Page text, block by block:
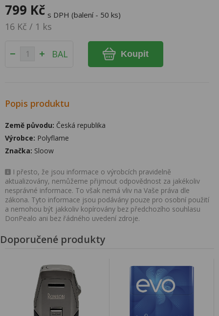
799 Kč s DPH (balení - 50 ks)
16 Kč / 1 ks
BAL Koupit
Popis produktu
Země původu: Česká republika
Výrobce: Polyflame
Značka: Sloow
I přesto, že jsou informace o výrobcích pravidelně
aktualizovány, nemůžeme přijmout odpovědnost za jakékoliv
nesprávné informace. To však nemá vliv na Vaše práva dle
zákona. Tyto informace jsou podávány pouze pro osobní použití
a nemohou být jakkoliv kopírovány bez předchozího souhlasu
DonPealo ani bez řádného uvedení zdroje.
Doporučené produkty